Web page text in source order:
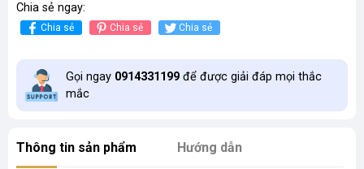
Chia sẻ ngay:
Chia sẻ Chia sẻ Chia sẻ
Gọi ngay 0914331199 để được giải đáp mọi thắc
mắc
Thông tin sản phẩm Hướng dẫn